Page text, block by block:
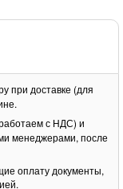
при доставке (для
с НДС) и
менеджерами, после
оплату документы,